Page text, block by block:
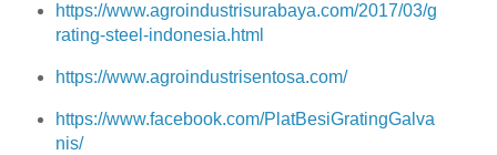
https://www.agroindustrisurabaya.com/2017/03/g
rating-steel-indonesia.html
https://www.agroindustrisentosa.com/
https://www.facebook.com/PlatBesiGratingGalva
nis/